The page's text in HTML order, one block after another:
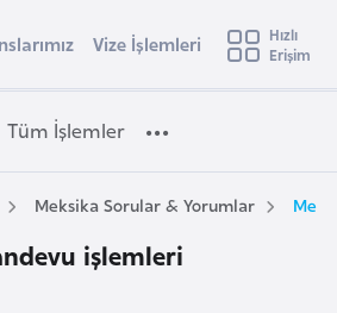
seçin
e
Vize İşlemleri
Hızlı
Erişim
Tüm İşlemler
Meksika Sorular & Yorumlar
işlemleri